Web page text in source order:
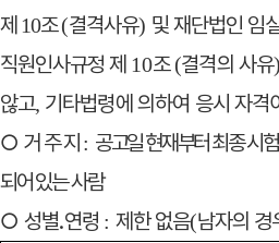
제 10조(결격사유) 및 재단법인 임
직원인사규정 제 10조(결격의 사유)
않고, 기타법령에 의하여 응시 자격
○ 거 주 지 : 공고일 현재부터 최종 시
되어있는 사람
○ 성별․연령 : 제한 없음(남자의 경